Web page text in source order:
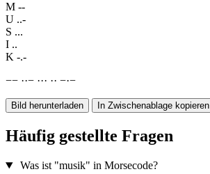
M --
U ..-
S ...
I ..
K -.-
−− ··− ··· ·· −·−
Bild herunterladen In Zwischenablage kopieren
Häufig gestellte Fragen
Was ist "musik" in Morsecode?